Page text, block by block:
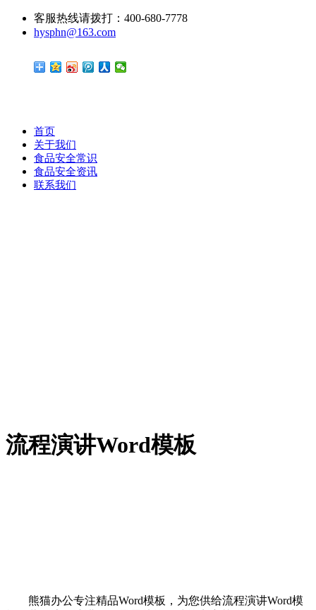
客服热线请拨打：400-680-7778
hysphn@163.com
首页
关于我们
食品安全常识
食品安全资讯
联系我们
流程演讲Word模板
熊猫办公专注精品Word模板，为您供给流程演讲Word模